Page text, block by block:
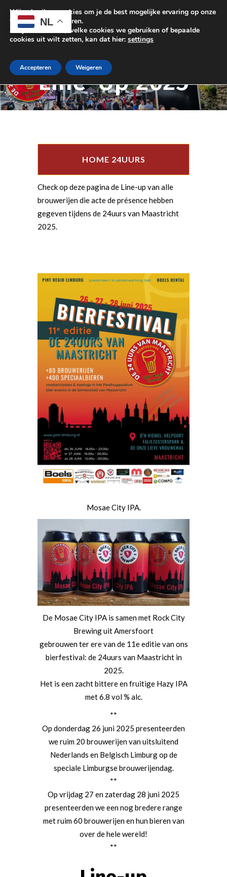
Line-Up 2025
HOME 24UURS
Check op deze pagina de Line-up van alle
brouwerijen die acte de présence hebben
gegeven tijdens de 24uurs van Maastricht
2025.
Mosae City IPA.
De Mosae City IPA is samen met Rock City
Brewing uit Amersfoort
gebrouwen ter ere van de 11e editie van ons
bierfestival: de 24uurs van Maastricht in
2025.
Het is een zacht bittere en fruitige Hazy IPA
met 6.8 vol % alc.
**
Op donderdag 26 juni 2025 presenteerden
we ruim 20 brouwerijen van uitsluitend
Nederlands en Belgisch Limburg op de
speciale Limburgse brouwerijendag.
**
Op vrijdag 27 en zaterdag 28 juni 2025
presenteerden we een nog bredere range
met ruim 60 brouwerijen en hun bieren van
over de hele wereld!
**
NL
Wij gebruiken cookies om je de best mogelijke ervaring op onze
website te garanderen.
Als je wilt weten, welke cookies we gebruiken of bepaalde
cookies uit wilt zetten, kan dat hier: settings
Accepteren Weigeren